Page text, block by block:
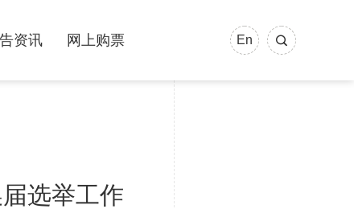
En
资讯 网上购票
选举工作